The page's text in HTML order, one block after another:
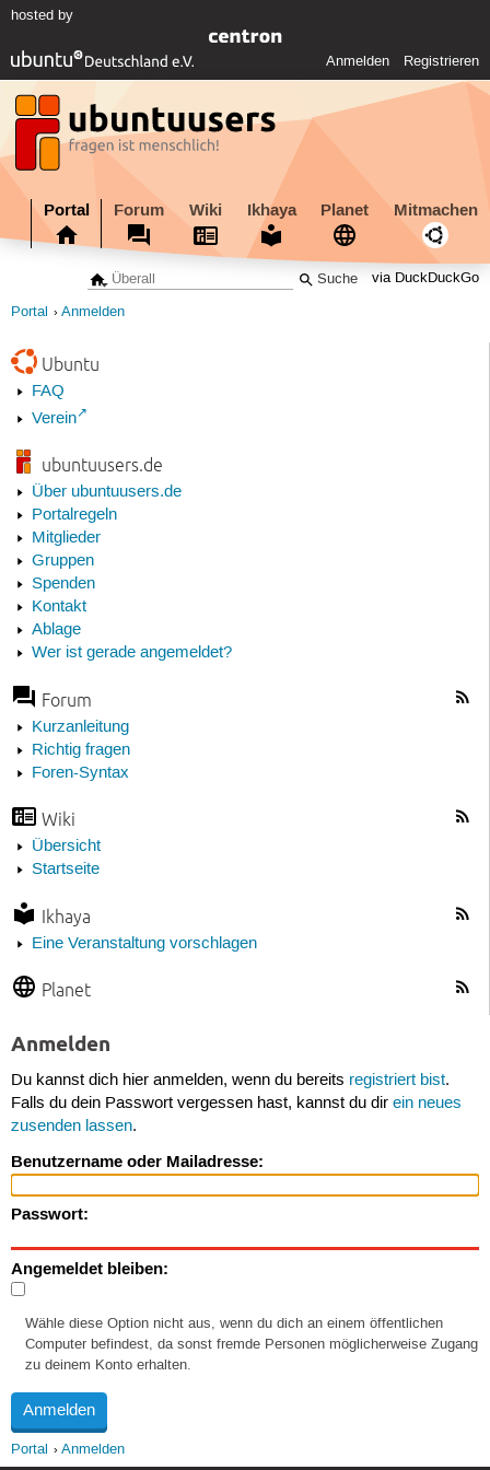
hosted by
Anmelden Registrieren
Portal Forum Wiki Ikhaya Planet Mitmachen
via DuckDuckGo
Portal Anmelden
Ubuntu
FAQ
Verein
ubuntuusers.de
Über ubuntuusers.de
Portalregeln
Mitglieder
Gruppen
Spenden
Kontakt
Ablage
Wer ist gerade angemeldet?
Forum
Kurzanleitung
Richtig fragen
Foren-Syntax
Wiki
Übersicht
Startseite
Ikhaya
Eine Veranstaltung vorschlagen
Planet
Anmelden
Du kannst dich hier anmelden, wenn du bereits registriert bist.
Falls du dein Passwort vergessen hast, kannst du dir ein neues
zusenden lassen.
Benutzername oder Mailadresse:
Passwort:
Angemeldet bleiben:
Wähle diese Option nicht aus, wenn du dich an einem öffentlichen
Computer befindest, da sonst fremde Personen möglicherweise Zugang
zu deinem Konto erhalten.
Portal Anmelden